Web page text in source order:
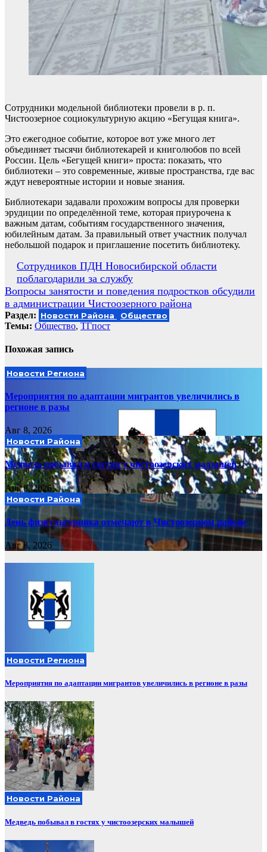
Сотрудники модельной библиотеки провели в р. п.
Чистоозерное социокультурную акцию «Бегущая книга».
Это ежегодное событие, которое вот уже много лет
объединяет тысячи библиотекарей и книголюбов по всей
России. Цель «Бегущей книги» проста: показать, что
библиотеки – это современные, живые пространства, где вас
ждут невероятные истории и новые знания.
Библиотекари задавали прохожим вопросы для проверки
эрудиции по определённой теме, которая приурочена к
важным датам, событиям государственного значения,
юбилейным датам. За правильный ответ участник получал
небольшой подарок и приглашение посетить библиотеку.
Навигация
по
записям
Сотрудников ПДН Новосибирской области
поблагодарили за службу
Вопросы занятости и поведения подростков обсудили
в администрации Чистоозерного района
Раздел: Новости Района Общество
Темы: Общество, ТГпост
Похожая запись
Новости Региона
Мероприятия по адаптации мигрантов увеличились в
регионе в разы
Авг 8, 2026
Новости Района
Медведь побывал в гостях у чистоозерских малышей
Авг 8, 2026
Новости Района
День физкультурника отмечают в Чистоозерном районе
Авг 8, 2026
Новости Региона
Мероприятия по адаптации мигрантов увеличились в регионе в разы
Новости Района
Медведь побывал в гостях у чистоозерских малышей